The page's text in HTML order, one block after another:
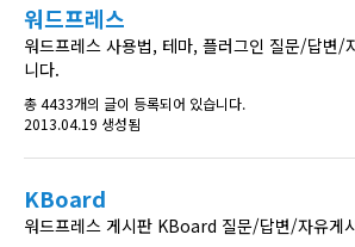
워드프레스
워드프레스 사용법, 테마, 플러그인 질문/답변/
니다.
총 4433개의 글이 등록되어 있습니다.
2013.04.19 생성됨
KBoard
워드프레스 게시판 KBoard 질문/답변/자유게